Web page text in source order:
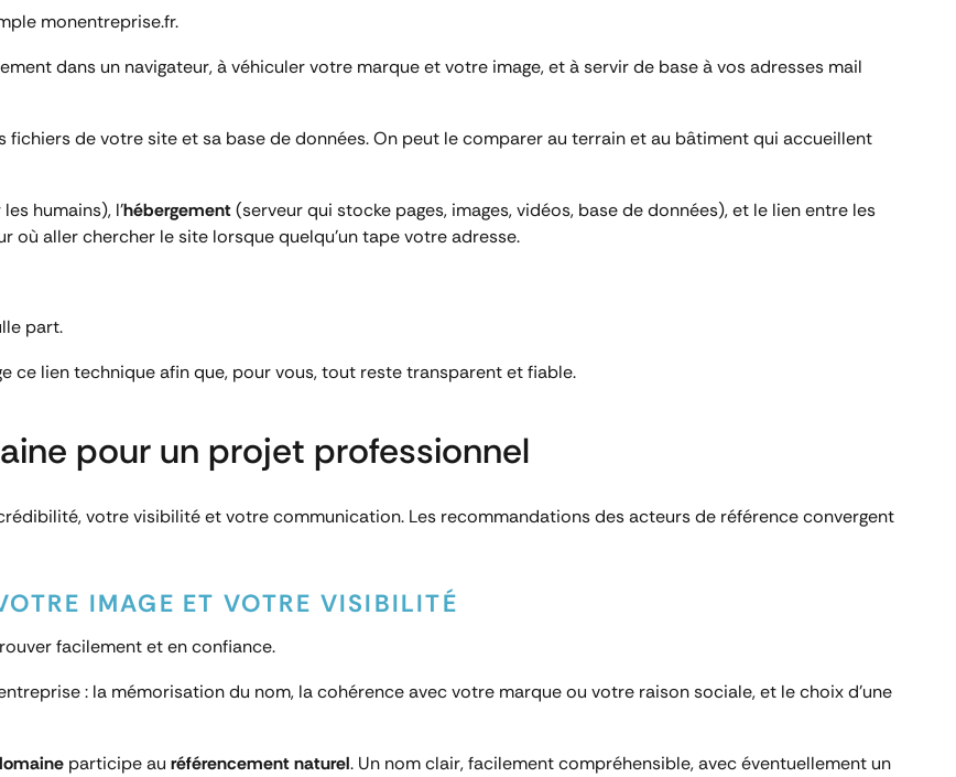
monentreprise.fr.
dans un navigateur, à véhiculer votre marque et votre image, et à servir de base à vos adresses mail
fichiers de votre site et sa base de données. On peut le comparer au terrain et au bâtiment qui accueillent
humains), l’hébergement(serveur qui stocke pages, images, vidéos, base de données), et le lien entre les
où aller chercher le site lorsque quelqu’un tape votre adresse.
part.
ce lien technique afin que, pour vous, tout reste transparent et fiable.
pour un projet professionnel
votre visibilité et votre communication. Les recommandations des acteurs de référence convergent
IMAGE ET VOTRE VISIBILITÉ
facilement et en confiance.
: la mémorisation du nom, la cohérence avec votre marque ou votre raison sociale, et le choix d’une
participe au référencement naturel. Un nom clair, facilement compréhensible, avec éventuellement un